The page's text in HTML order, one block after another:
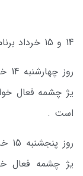
14 و 15 خرداد برنامه ارائه خدمات در توچال بدین شرح است :
یژ چشمه فعال
است .
یژ چشمه فعال